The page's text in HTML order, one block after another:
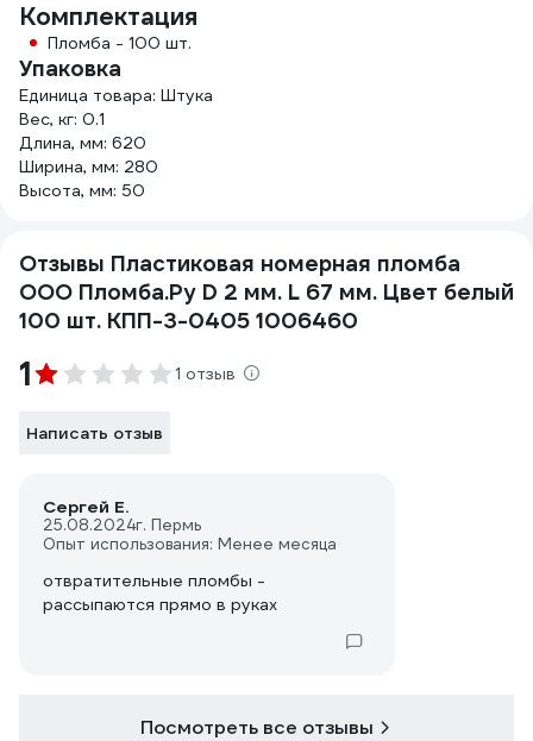
Комплектация
Пломба - 100 шт.
Упаковка
Единица товара: Штука
Вес, кг: 0.1
Длина, мм: 620
Ширина, мм: 280
Высота, мм: 50
Отзывы Пластиковая номерная пломба
ООО Пломба.Ру D 2 мм. L 67 мм. Цвет белый
100 шт. КПП-3-0405 1006460
1 1 отзыв
Написать отзыв
Сергей Е.
25.08.2024г. Пермь
Опыт использования: Менее месяца
отвратительные пломбы -
рассыпаются прямо в руках
Посмотреть все отзывы